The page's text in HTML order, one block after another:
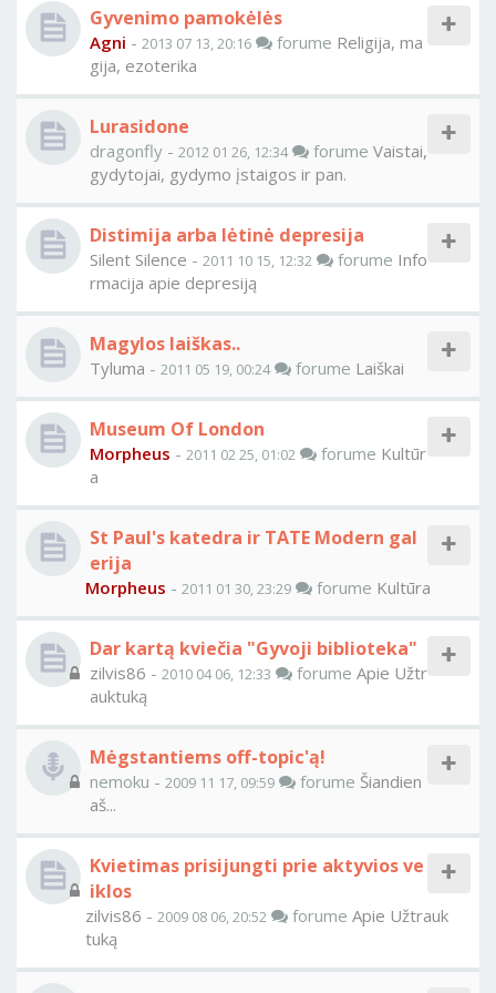
Gyvenimo pamokėlės
Agni - 2013 07 13, 20:16 forume Religija, ma
gija, ezoterika
Lurasidone
dragonfly - 2012 01 26, 12:34 forume Vaistai,
gydytojai, gydymo įstaigos ir pan.
Distimija arba lėtinė depresija
Silent Silence - 2011 10 15, 12:32 forume Info
rmacija apie depresiją
Magylos laiškas..
Tyluma - 2011 05 19, 00:24 forume Laiškai
Museum Of London
Morpheus - 2011 02 25, 01:02 forume Kultūr
a
St Paul's katedra ir TATE Modern gal
erija
Morpheus - 2011 01 30, 23:29 forume Kultūra
Dar kartą kviečia "Gyvoji biblioteka"
zilvis86 - 2010 04 06, 12:33 forume Apie Užtr
auktuką
Mėgstantiems off-topic'ą!
nemoku - 2009 11 17, 09:59 forume Šiandien
aš...
Kvietimas prisijungti prie aktyvios ve
iklos
zilvis86 - 2009 08 06, 20:52 forume Apie Užtrauk
tuką